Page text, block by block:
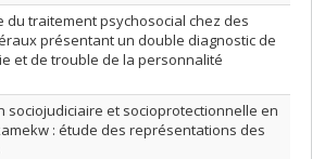
du traitement psychosocial chez des
présentant un double diagnostic de
et de trouble de la personnalité
sociojudiciaire et socioprotectionnelle en
: étude des représentations des